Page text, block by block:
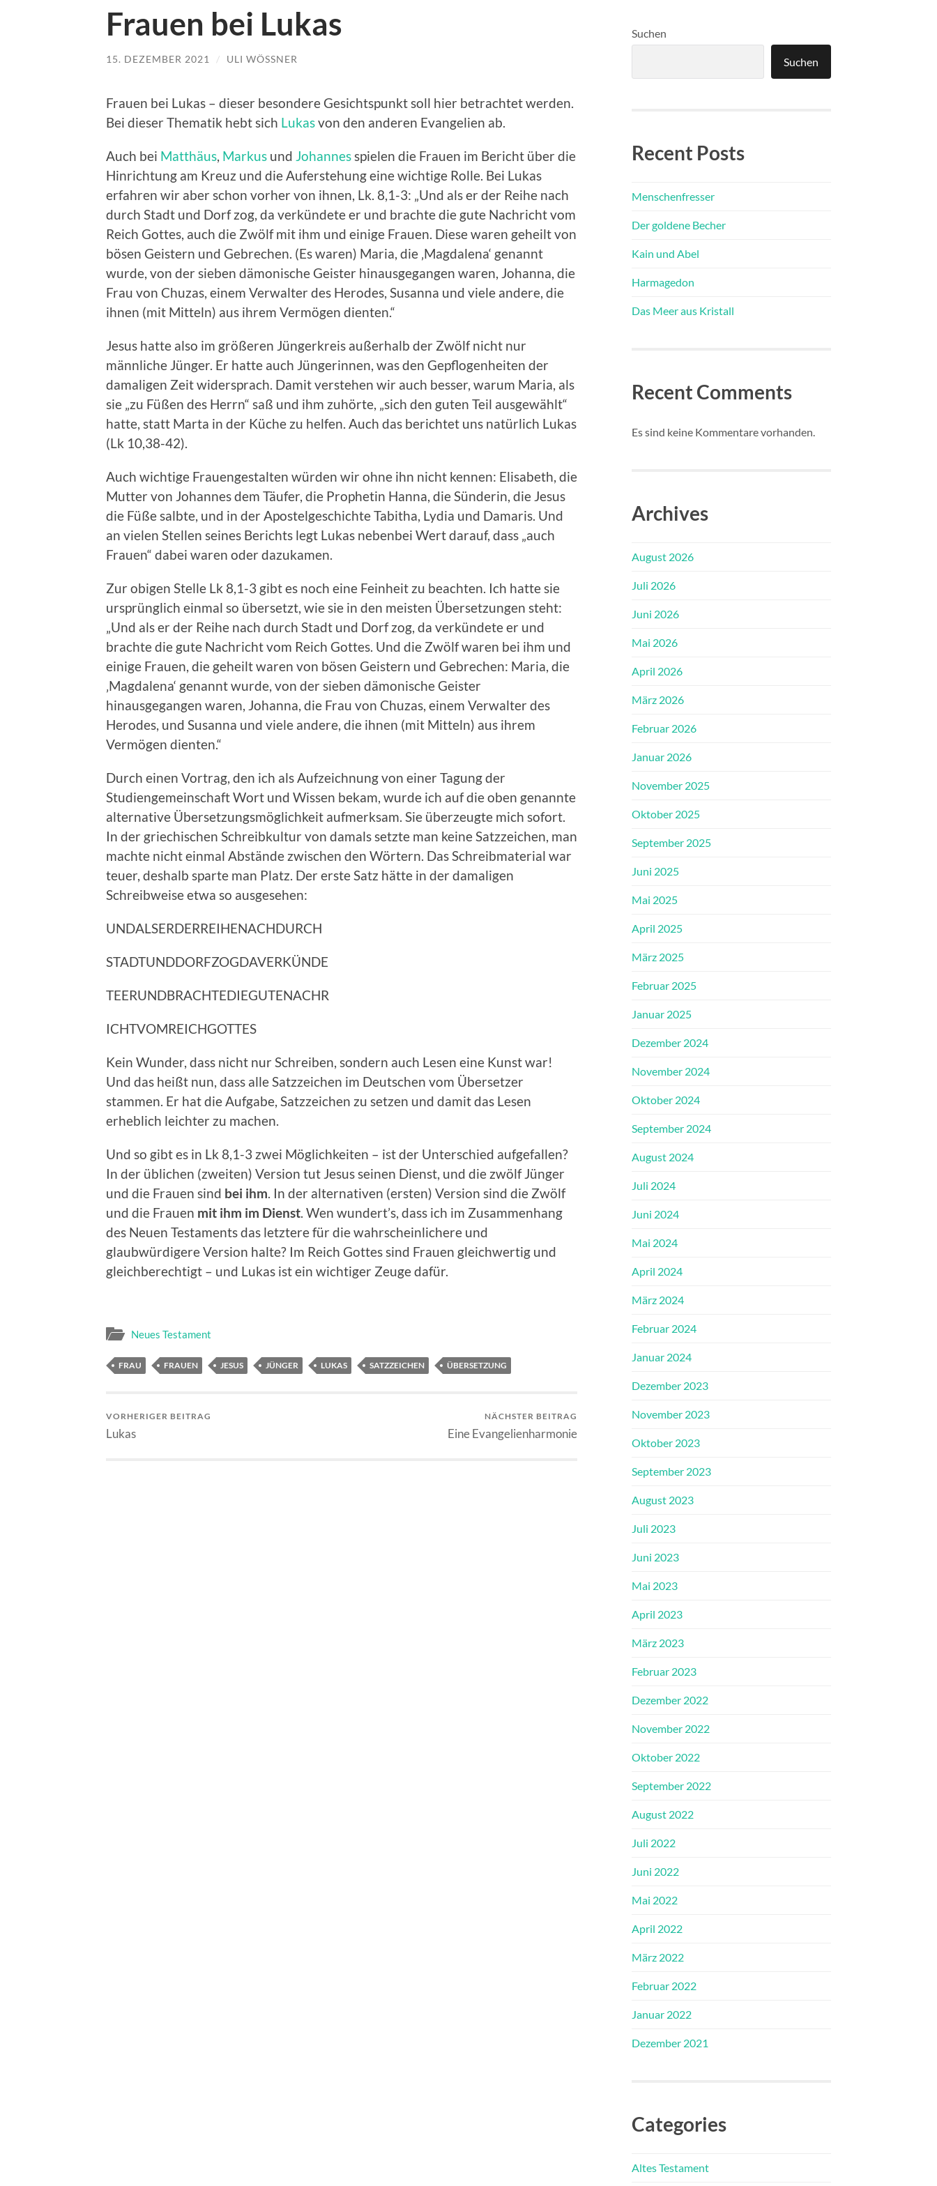
Frauen bei Lukas
15. DEZEMBER 2021 / ULI WÖSSNER
Frauen bei Lukas – dieser besondere Gesichtspunkt soll hier betrachtet werden.
Bei dieser Thematik hebt sich Lukasvon den anderen Evangelien ab.
Auch bei Matthäus Markus und Johannes spielen die Frauen im Bericht über die
Hinrichtung am Kreuz und die Auferstehung eine wichtige Rolle. Bei Lukas
erfahren wir aber schon vorher von ihnen, Lk. 8,1-3: „Und als er der Reihe nach
durch Stadt und Dorf zog, da verkündete er und brachte die gute Nachricht vom
Reich Gottes, auch die Zwölf mit ihm und einige Frauen. Diese waren geheilt von
bösen Geistern und Gebrechen. (Es waren) Maria, die ‚Magdalena‘ genannt
wurde, von der sieben dämonische Geister hinausgegangen waren, Johanna, die
Frau von Chuzas, einem Verwalter des Herodes, Susanna und viele andere, die
ihnen (mit Mitteln) aus ihrem Vermögen dienten.“
Jesus hatte also im größeren Jüngerkreis außerhalb der Zwölf nicht nur
männliche Jünger. Er hatte auch Jüngerinnen, was den Gepflogenheiten der
damaligen Zeit widersprach. Damit verstehen wir auch besser, warum Maria, als
sie „zu Füßen des Herrn“ saß und ihm zuhörte, „sich den guten Teil ausgewählt“
hatte, statt Marta in der Küche zu helfen. Auch das berichtet uns natürlich Lukas
(Lk 10,38-42).
Auch wichtige Frauengestalten würden wir ohne ihn nicht kennen: Elisabeth, die
Mutter von Johannes dem Täufer, die Prophetin Hanna, die Sünderin, die Jesus
die Füße salbte, und in der Apostelgeschichte Tabitha, Lydia und Damaris. Und
an vielen Stellen seines Berichts legt Lukas nebenbei Wert darauf, dass „auch
Frauen“ dabei waren oder dazukamen.
Zur obigen Stelle Lk 8,1-3 gibt es noch eine Feinheit zu beachten. Ich hatte sie
ursprünglich einmal so übersetzt, wie sie in den meisten Übersetzungen steht:
„Und als er der Reihe nach durch Stadt und Dorf zog, da verkündete er und
brachte die gute Nachricht vom Reich Gottes. Und die Zwölf waren bei ihm und
einige Frauen, die geheilt waren von bösen Geistern und Gebrechen: Maria, die
‚Magdalena‘ genannt wurde, von der sieben dämonische Geister
hinausgegangen waren, Johanna, die Frau von Chuzas, einem Verwalter des
Herodes, und Susanna und viele andere, die ihnen (mit Mitteln) aus ihrem
Vermögen dienten.“
Durch einen Vortrag, den ich als Aufzeichnung von einer Tagung der
Studiengemeinschaft Wort und Wissen bekam, wurde ich auf die oben genannte
alternative Übersetzungsmöglichkeit aufmerksam. Sie überzeugte mich sofort.
In der griechischen Schreibkultur von damals setzte man keine Satzzeichen, man
machte nicht einmal Abstände zwischen den Wörtern. Das Schreibmaterial war
teuer, deshalb sparte man Platz. Der erste Satz hätte in der damaligen
Schreibweise etwa so ausgesehen:
UNDALSERDERREIHENACHDURCH
STADTUNDDORFZOGDAVERKÜNDE
TEERUNDBRACHTEDIEGUTENACHR
ICHTVOMREICHGOTTES
Kein Wunder, dass nicht nur Schreiben, sondern auch Lesen eine Kunst war!
Und das heißt nun, dass alle Satzzeichen im Deutschen vom Übersetzer
stammen. Er hat die Aufgabe, Satzzeichen zu setzen und damit das Lesen
erheblich leichter zu machen.
Und so gibt es in Lk 8,1-3 zwei Möglichkeiten – ist der Unterschied aufgefallen?
In der üblichen (zweiten) Version tut Jesus seinen Dienst, und die zwölf Jünger
und die Frauen sind bei ihm . In der alternativen (ersten) Version sind die Zwölf
und die Frauen mit ihm im Dienst . Wen wundert’s, dass ich im Zusammenhang
des Neuen Testaments das letztere für die wahrscheinlichere und
glaubwürdigere Version halte? Im Reich Gottes sind Frauen gleichwertig und
gleichberechtigt – und Lukas ist ein wichtiger Zeuge dafür.
Neues Testament
FRAU FRAUEN JESUS JÜNGER LUKAS SATZZEICHEN ÜBERSETZUNG
VORHERIGER BEITRAG
Lukas
NÄCHSTER BEITRAG
Eine Evangelienharmonie
Suchen
Suchen
Recent Posts
Menschenfresser
Der goldene Becher
Kain und Abel
Harmagedon
Das Meer aus Kristall
Recent Comments
Es sind keine Kommentare vorhanden.
Archives
August 2026
Juli 2026
Juni 2026
Mai 2026
April 2026
März 2026
Februar 2026
Januar 2026
November 2025
Oktober 2025
September 2025
Juni 2025
Mai 2025
April 2025
März 2025
Februar 2025
Januar 2025
Dezember 2024
November 2024
Oktober 2024
September 2024
August 2024
Juli 2024
Juni 2024
Mai 2024
April 2024
März 2024
Februar 2024
Januar 2024
Dezember 2023
November 2023
Oktober 2023
September 2023
August 2023
Juli 2023
Juni 2023
Mai 2023
April 2023
März 2023
Februar 2023
Dezember 2022
November 2022
Oktober 2022
September 2022
August 2022
Juli 2022
Juni 2022
Mai 2022
April 2022
März 2022
Februar 2022
Januar 2022
Dezember 2021
Categories
Altes Testament